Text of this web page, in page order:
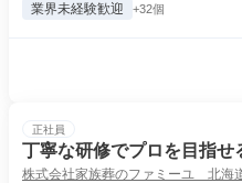
業界未経験歓迎 +32個
正社員
丁寧な研修でプロを目指せ
株式会社家族葬のファミーユ 北海